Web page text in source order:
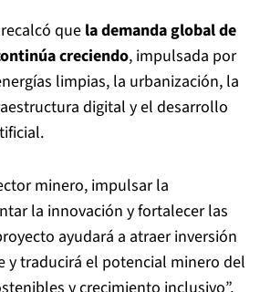
que la demanda global de
creciendo, impulsada por
limpias, la urbanización, la
digital y el desarrollo
minero, impulsar la
la innovación y fortalecer las
ayudará a atraer inversión
y traducirá el potencial minero del